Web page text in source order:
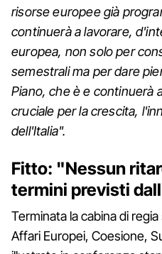
risorse europee già
continuerà a lavorare,
europea, non solo per
semestrali ma per dare
Piano, che è e continuerà
cruciale per la crescita,
dell'Italia".
Fitto: "Nessun
termini previsti
Terminata la cabina di
Affari Europei, Coesione,